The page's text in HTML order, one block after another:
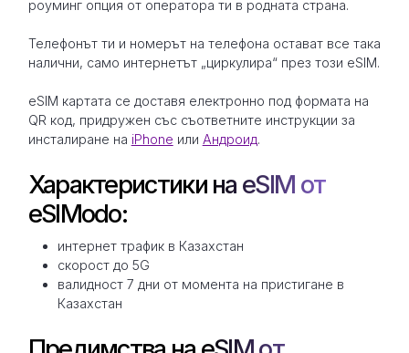
роуминг опция от оператора ти в родната страна.
Телефонът ти и номерът на телефона остават все така
налични, само интернетът „циркулира“ през този eSIM.
eSIM картата се доставя електронно под формата на
QR код, придружен със съответните инструкции за
инсталиране на iPhone или Андроид.
Характеристики на eSIM от
eSIModo:
интернет трафик в Казахстан
скорост до 5G
валидност 7 дни от момента на пристигане в
Казахстан